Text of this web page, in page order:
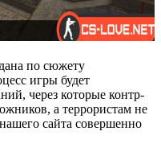
по сюжету
игры будет
через которые контр-
а террористам не
сайта совершенно